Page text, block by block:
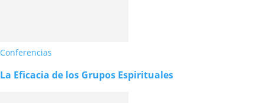
Conferencias
La Eficacia de los Grupos Espirituales